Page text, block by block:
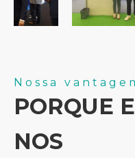
Nossa
PORQUE
NOS